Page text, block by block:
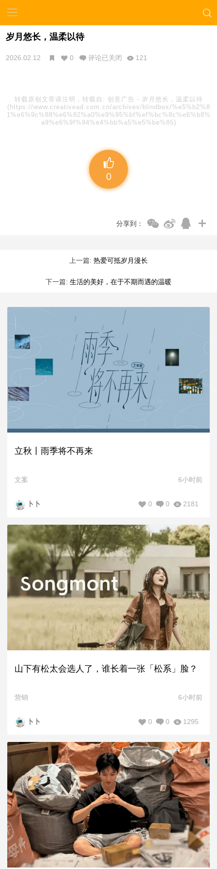
岁月悠长，温柔以待
2026.02.12 0 评论已关闭 121
转载原创文章请注明，转载自: 创意广告 - 岁月悠长，温柔以待
(https://www.creativead.com.cn/archives/blindbox/%e5%b2%8
1%e6%9c%88%e6%82%a0%e9%95%bf%ef%bc%8c%e6%b8%
a9%e6%9f%94%e4%bb%a5%e5%be%85)
0
分享到：
上一篇: 热爱可抵岁月漫长
下一篇: 生活的美好，在于不期而遇的温暖
立秋丨雨季将不再来
文案 6小时前
卜卜 2181
0
0
山下有松太会选人了，谁长着一张「松系」脸？
营销 6小时前
卜卜 1295
0
0